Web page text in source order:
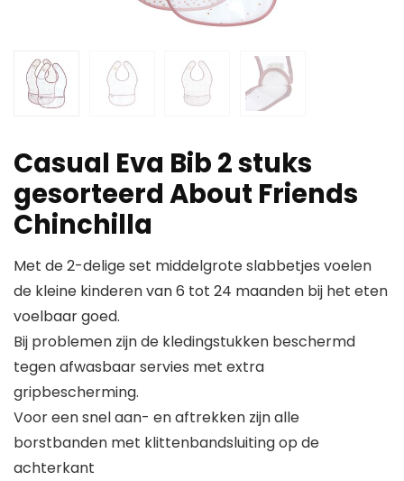
Casual Eva Bib 2 stuks
gesorteerd About Friends
Chinchilla
Met de 2-delige set middelgrote slabbetjes voelen
de kleine kinderen van 6 tot 24 maanden bij het eten
voelbaar goed.
Bij problemen zijn de kledingstukken beschermd
tegen afwasbaar servies met extra
gripbescherming.
Voor een snel aan- en aftrekken zijn alle
borstbanden met klittenbandsluiting op de
achterkant